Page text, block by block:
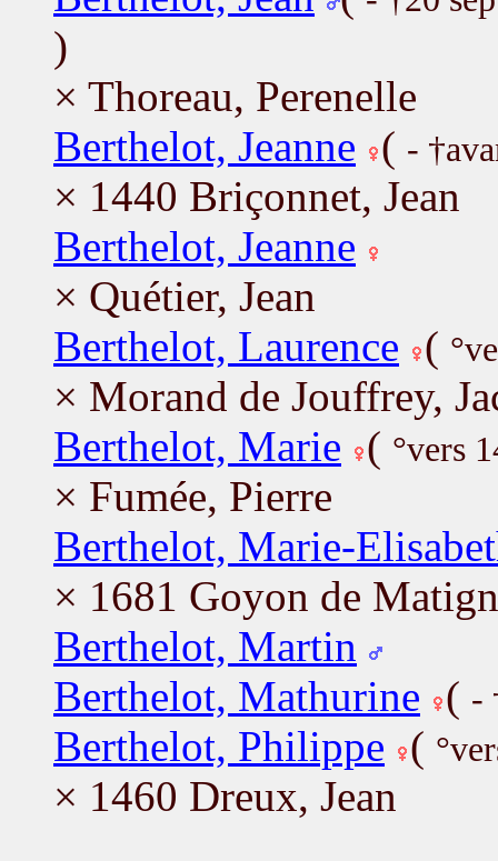
)
× Thoreau, Perenelle
Berthelot, Jeanne ( -
× 1440 Briçonnet, Jean
Berthelot, Jeanne
× Quétier, Jean
Berthelot, Laurence (
× Morand de Jouffrey,
Berthelot, Marie ( °vers
× Fumée, Pierre
Berthelot, Marie-
× 1681 Goyon de
Berthelot, Martin
Berthelot, Mathurine ( -
Berthelot, Philippe (
× 1460 Dreux, Jean